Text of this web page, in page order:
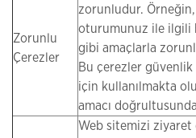
Zorunlu
Çerezler
zorunludur.
oturumunuz ile ilgili
gibi amaçlarla
Bu çerezler
için kullanılmakta
amacı
Web sitemizi ziyaret